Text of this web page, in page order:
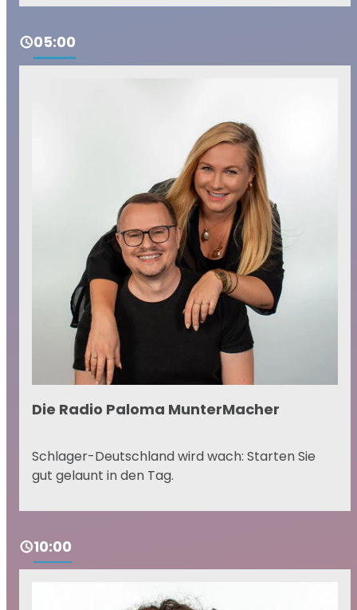
05:00
Die Radio Paloma MunterMacher
Schlager-Deutschland wird wach: Starten Sie
gut gelaunt in den Tag.
10:00